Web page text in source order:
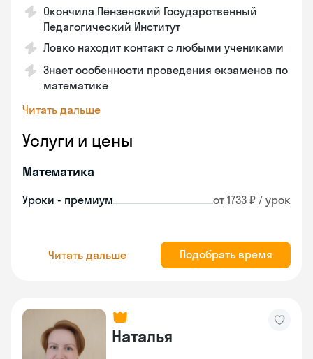
Окончила Пензенский Государственный
Педагогический Институт
Ловко находит контакт с любыми учениками
Знает особенности проведения экзаменов по
математике
Читать дальше
Услуги и цены
Математика
Уроки - премиум от 1733 ₽ / урок
Читать дальше Подобрать время
Наталья